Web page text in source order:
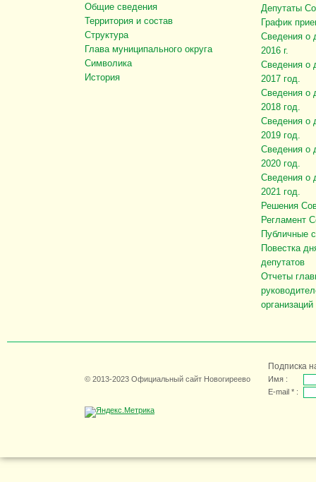
Общие сведения
Территория и состав
Структура
Глава муниципального округа
Символика
История
Депутаты
График
Сведения о
2016 г.
Сведения о
2017 год.
Сведения о
2018 год.
Сведения о
2019 год.
Сведения о
2020 год.
Сведения о
2021 год.
Решения
Регламент
Публичные
Повестка
депутатов
Отчеты
организаций
© 2013-2023 Официальный сайт Новогиреево
Подписка
Имя :
E-mail * :